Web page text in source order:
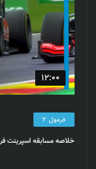
12:00
فرمول 2
خلاصه مسابقه اسپرینت فرمول 2 در گرندپری